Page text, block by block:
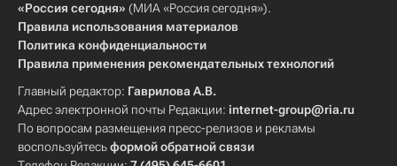
«Россия сегодня» (МИА «Россия сегодня»).
Правила использования материалов
Политика конфиденциальности
Правила применения рекомендательных технологий
Главный редактор: Гаврилова А.В.
Адрес электронной почты Редакции: internet-group@ria.ru
По вопросам размещения пресс-релизов и рекламы
воспользуйтесьформой обратной связи